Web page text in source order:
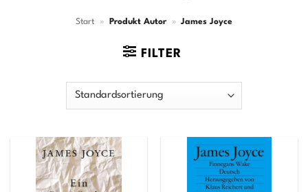
Start » Produkt Autor » James Joyce
FILTER